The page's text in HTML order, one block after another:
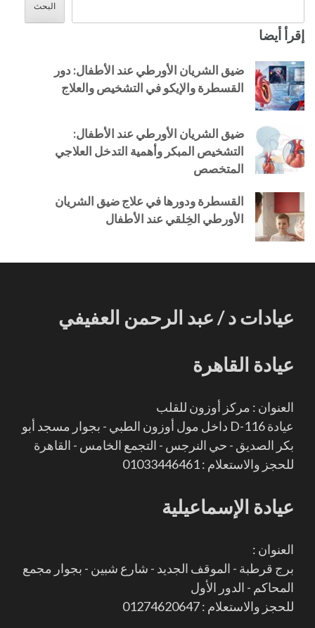
البحث
إقرأ أيضا
ضيق الشريان الأورطي عند الأطفال: دور
القسطرة والإيكو في التشخيص والعلاج
ضيق الشريان الأورطي عند الأطفال:
التشخيص المبكر وأهمية التدخل العلاجي
المتخصص
القسطرة ودورها في علاج ضيق الشريان
الأورطي الخِلقي عند الأطفال
عيادات د / عبد الرحمن العفيفي
عيادة القاهرة
العنوان : مركز أوزون للقلب
عيادة D-116 داخل مول أوزون الطبي - بجوار مسجد أبو
بكر الصديق - حي النرجس - التجمع الخامس - القاهرة
للحجز والاستعلام : 01033446461
عيادة الإسماعيلية
العنوان :
برج قرطبة - الموقف الجديد - شارع شبين - بجوار مجمع
المحاكم - الدور الأول
للحجز والاستعلام : 01274620647